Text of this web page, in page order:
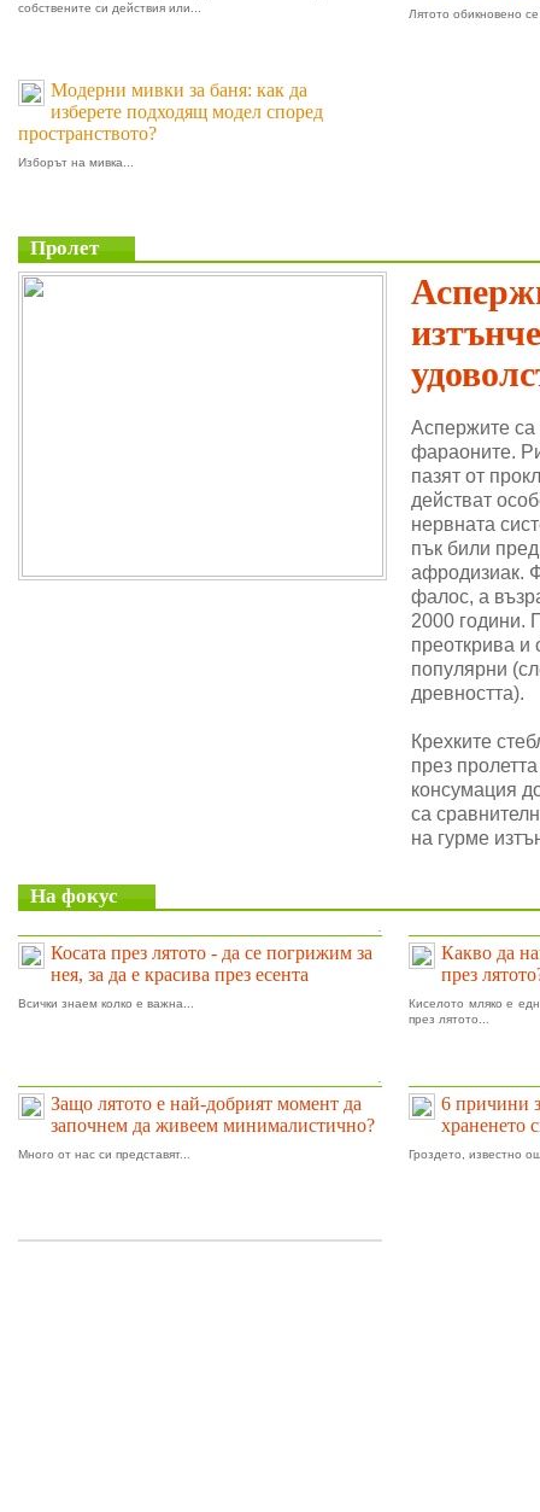
собствените си действия или...
Лятото обикновено
Модерни мивки за баня: как да
изберете подходящ модел според
пространството?
Изборът на мивка...
Пролет
Аспержите
фараоните.
пазят от
действат
нервната
пък били
афродизиак.
фалос, а
2000 години.
преоткрива и
популярни
древността).
Крехките
през
консумация
са
на гурме
На фокус
Косата през лятото - да се погрижим за
нея, за да е красива през есента
Всички знаем колко е важна...
Какво да
през
Киселото мляко е
през лятото...
Защо лятото е най-добрият момент да
започнем да живеем минималистично?
Много от нас си представят...
6 причини
храненето
Гроздето, известно